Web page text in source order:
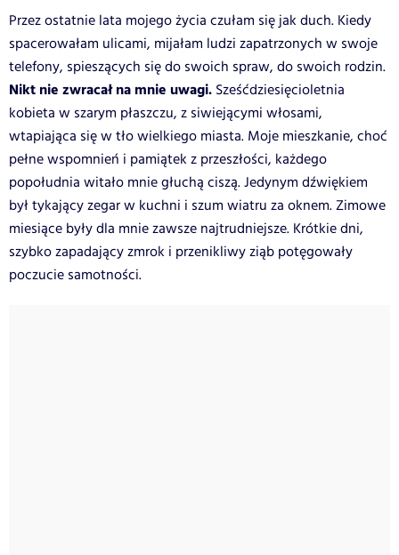
Przez ostatnie lata mojego życia czułam się jak duch. Kiedy
spacerowałam ulicami, mijałam ludzi zapatrzonych w swoje
telefony, spieszących się do swoich spraw, do swoich rodzin.
Nikt nie zwracał na mnie uwagi. Sześćdziesięcioletnia
kobieta w szarym płaszczu, z siwiejącymi włosami,
wtapiająca się w tło wielkiego miasta. Moje mieszkanie, choć
pełne wspomnień i pamiątek z przeszłości, każdego
popołudnia witało mnie głuchą ciszą. Jedynym dźwiękiem
był tykający zegar w kuchni i szum wiatru za oknem. Zimowe
miesiące były dla mnie zawsze najtrudniejsze. Krótkie dni,
szybko zapadający zmrok i przenikliwy ziąb potęgowały
poczucie samotności.